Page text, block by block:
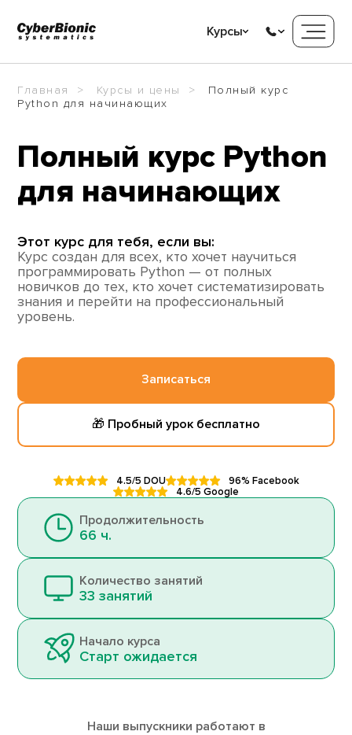
Курсы
Главная Курсы и цены
Полный курс
Python для начинающих
Полный курс Python
для начинающих
Этот курс для тебя, если вы:
Курс создан для всех, кто хочет научиться
программировать Python — от полных
новичков до тех, кто хочет систематизировать
знания и перейти на профессиональный
уровень.
Записаться
🎁 Пробный урок бесплатно
4.5/5 DOU
96% Facebook
4.6/5 Google
Продолжительность
66 ч.
Количество занятий
33 занятий
Начало курса
Старт ожидается
Наши выпускники работают в